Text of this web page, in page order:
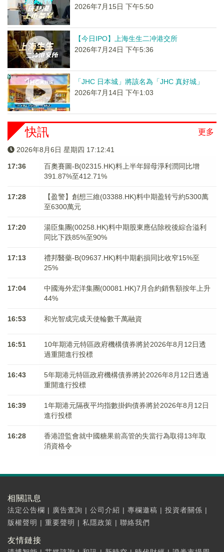
2026年7月15日 下午5:50
【今日IPO】上海生生二冲港交所
2026年7月24日 下午5:36
「JHC 日本城」將該名為「JHC 真好城」
2026年7月14日 下午1:03
更多
快訊
2026年8月6日 星期四 17:12:41
17:36
百奧賽圖-B(02315.HK)料上半年歸母淨利潤同比增
391.87%至412.71%
17:28
【盈警】創想三維(03388.HK)料中期盈转亏約5300萬
至6300萬元
17:20
湯臣集團(00258.HK)料中期股東應佔除稅後綜合溢利
同比下跌85%至90%
17:13
禮邦醫藥-B(09637.HK)料中期虧損同比收窄15%至
25%
17:04
中國海外宏洋集團(00081.HK)7月合約銷售額按年上升
44%
16:53 和光智成完成天使輪數千萬融資
16:51
10年期港元特區政府機構債券將於2026年8月12日透
過重開進行投標
16:43
5年期港元特區政府機構債券將於2026年8月12日透過
重開進行投標
16:39
1年期港元隔夜平均指數掛鉤債券將於2026年8月12日
進行投標
16:28
香港證監會就中國糖果前高管的失當行為取得13年取
消資格令
相關訊息
法定公告欄 | 廣告查詢 | 公司介紹 | 專欄邀稿 | 投資者關係 |
版權聲明 | 重要聲明 | 私隱政策 | 聯絡我們
友情鏈接